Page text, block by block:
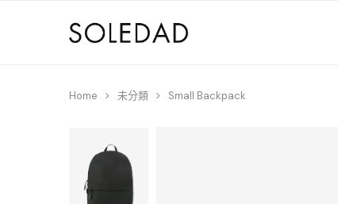
Home 未分類 Small Backpack